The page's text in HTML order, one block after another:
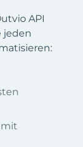
API
jeden